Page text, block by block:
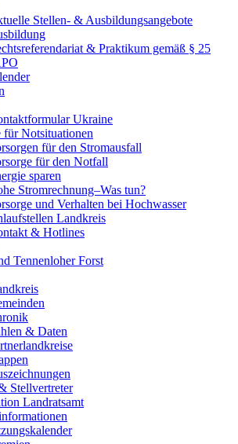
Stellen- & Ausbildungsangebote
& Praktikum gemäß § 25
Ukraine
für Notsituationen
für den Stromausfall
für den Notfall
sparen
Stromrechnung–Was tun?
und Verhalten bei Hochwasser
Landkreis
& Hotlines
Tennenloher Forst
& Daten
Stellvertreter
Landratsamt